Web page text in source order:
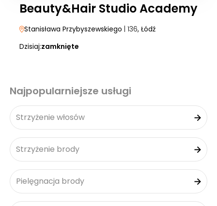
Beauty&Hair Studio Academy
Stanisława Przybyszewskiego | 136, Łódź
Dzisiaj:zamknięte
Najpopularniejsze usługi
Strzyżenie włosów
Strzyżenie brody
Pielęgnacja brody